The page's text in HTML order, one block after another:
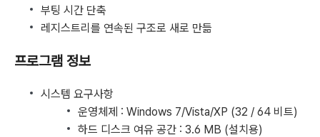
부팅 시간 단축
레지스트리를 연속된 구조로 새로 만듦
프로그램 정보
시스템 요구사항
운영체제 : Windows 7/Vista/XP (32 / 64 비트)
하드 디스크 여유 공간 : 3.6 MB (설치용)